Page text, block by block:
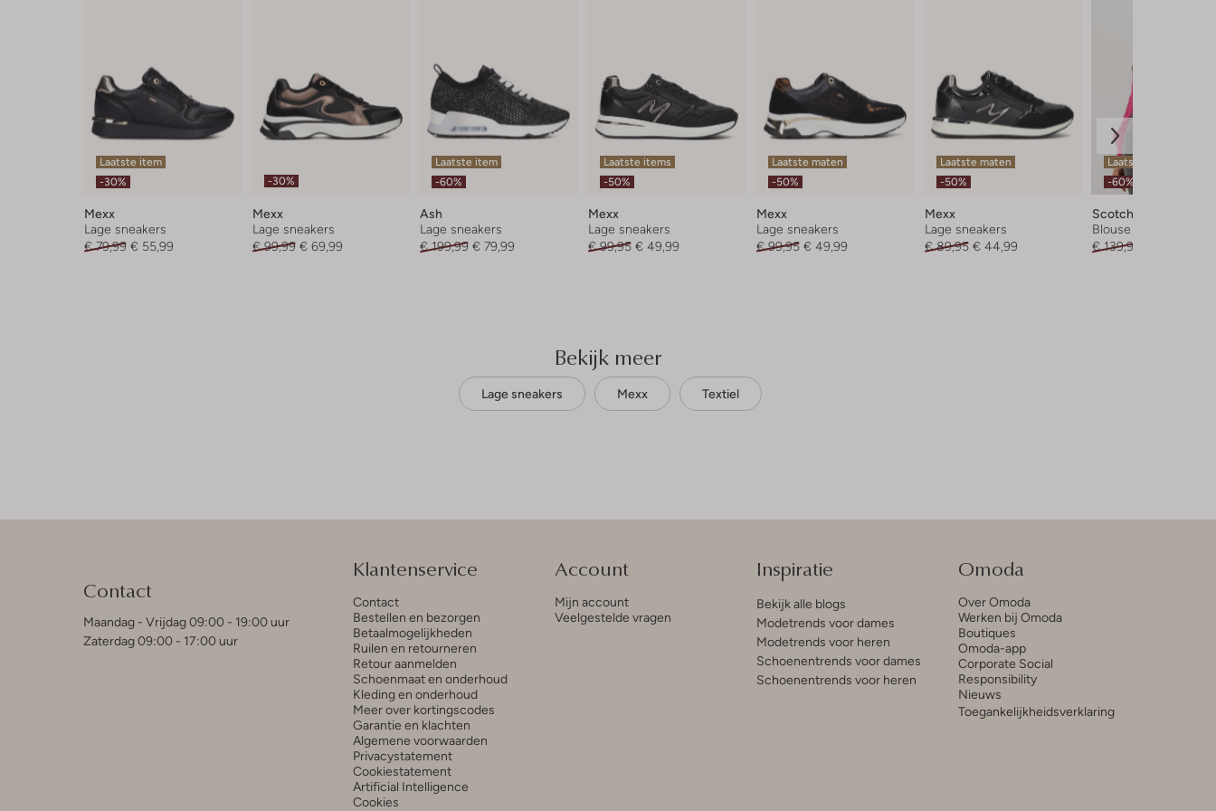
Laatste item
-30%
Mexx
Lage sneakers
€ 79,99 € 55,99
-30%
Mexx
Lage sneakers
€ 99,99 € 69,99
Laatste item
-60%
Ash
Lage sneakers
€ 199,99 € 79,99
Laatste items
-50%
Mexx
Lage sneakers
€ 99,95 € 49,99
Laatste maten
-50%
Mexx
Lage sneakers
€ 99,95 € 49,99
Laatste maten
-50%
Mexx
Lage sneakers
€ 89,95 € 44,99
Laatste item
-60%
Scotch & Soda
Blouse
€ 139,95
Bekijk meer
Lage sneakers Mexx Textiel
Contact
Maandag - Vrijdag 09:00 - 19:00 uur
Zaterdag 09:00 - 17:00 uur
Klantenservice
Contact
Bestellen en bezorgen
Betaalmogelijkheden
Ruilen en retourneren
Retour aanmelden
Schoenmaat en onderhoud
Kleding en onderhoud
Meer over kortingscodes
Garantie en klachten
Algemene voorwaarden
Privacystatement
Cookiestatement
Artificial Intelligence
Cookies
Account
Mijn account
Veelgestelde vragen
Inspiratie
Bekijk alle blogs
Modetrends voor dames
Modetrends voor heren
Schoenentrends voor dames
Schoenentrends voor heren
Omoda
Over Omoda
Werken bij Omoda
Boutiques
Omoda-app
Corporate Social
Responsibility
Nieuws
Toegankelijkheidsverklaring